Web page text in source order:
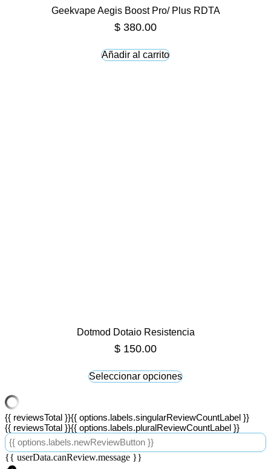
Geekvape Aegis Boost Pro/ Plus RDTA
$ 380.00
Añadir al carrito
Dotmod Dotaio Resistencia
$ 150.00
Seleccionar opciones
múltiples
variantes.
Las
opciones
se
{{ reviewsTotal }}{{ options.labels.singularReviewCountLabel }}
{{ reviewsTotal }}{{ options.labels.pluralReviewCountLabel }}
{{ options.labels.newReviewButton }}
{{ userData.canReview.message }}